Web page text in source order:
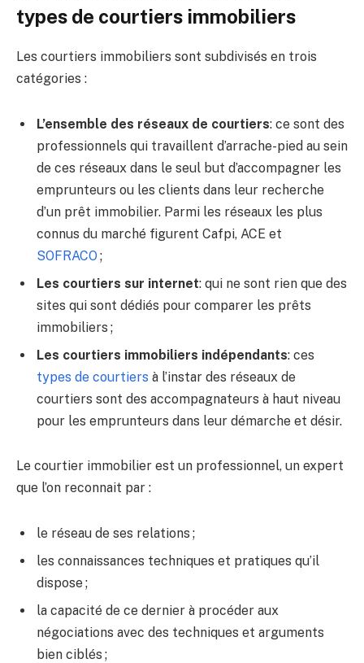
types de courtiers immobiliers
Les courtiers immobiliers sont subdivisés en trois
catégories :
L’ensemble des réseaux de courtiers: ce sont des
professionnels qui travaillent d’arrache-pied au sein
de ces réseaux dans le seul but d’accompagner les
emprunteurs ou les clients dans leur recherche
d’un prêt immobilier. Parmi les réseaux les plus
connus du marché figurent Cafpi, ACE et
SOFRACO ;
Les courtiers sur internet: qui ne sont rien que des
sites qui sont dédiés pour comparer les prêts
immobiliers ;
Les courtiers immobiliers indépendants: ces
types de courtiers à l’instar des réseaux de
courtiers sont des accompagnateurs à haut niveau
pour les emprunteurs dans leur démarche et désir.
Le courtier immobilier est un professionnel, un expert
que l’on reconnait par :
le réseau de ses relations ;
les connaissances techniques et pratiques qu’il
dispose ;
la capacité de ce dernier à procéder aux
négociations avec des techniques et arguments
bien ciblés ;